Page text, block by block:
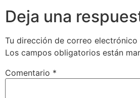
Deja una
Tu dirección de correo electrónico
Los campos obligatorios están
Comentario *